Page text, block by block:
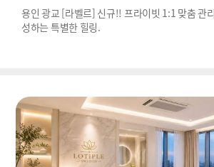
용인 광교 [라벨르] 신규!! 프라이빗 1:1 맞춤 관
성하는 특별한 힐링.